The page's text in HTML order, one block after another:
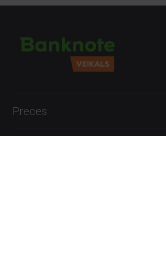
Preces